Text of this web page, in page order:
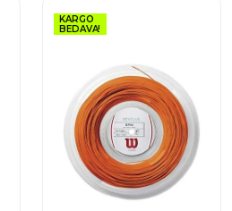
KARGO
BEDAVA!